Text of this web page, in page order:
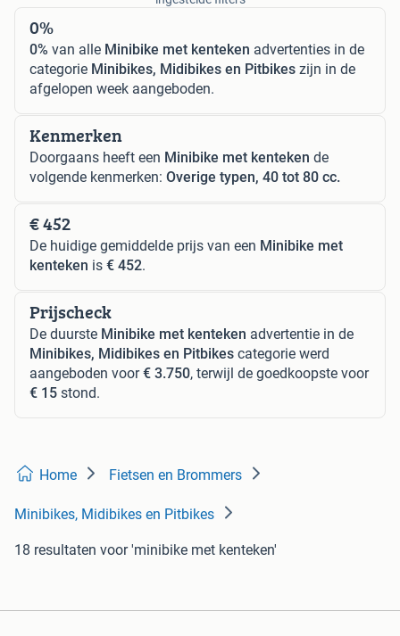
0%
0% van alle Minibike met kenteken advertenties in de
categorie Minibikes, Midibikes en Pitbikes zijn in de
afgelopen week aangeboden.
Kenmerken
Doorgaans heeft een Minibike met kenteken de
volgende kenmerken: Overige typen, 40 tot 80 cc.
€ 452
De huidige gemiddelde prijs van een Minibike met
kenteken is € 452.
Prijscheck
De duurste Minibike met kenteken advertentie in de
Minibikes, Midibikes en Pitbikes categorie werd
aangeboden voor€ 3.750, terwijl de goedkoopste voor
€ 15 stond.
Home Fietsen en Brommers
Minibikes, Midibikes en Pitbikes
18 resultaten voor 'minibike met kenteken'